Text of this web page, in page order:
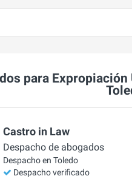
para
Castro in Law
Despacho de abogados
Despacho en Toledo
Despacho verificado